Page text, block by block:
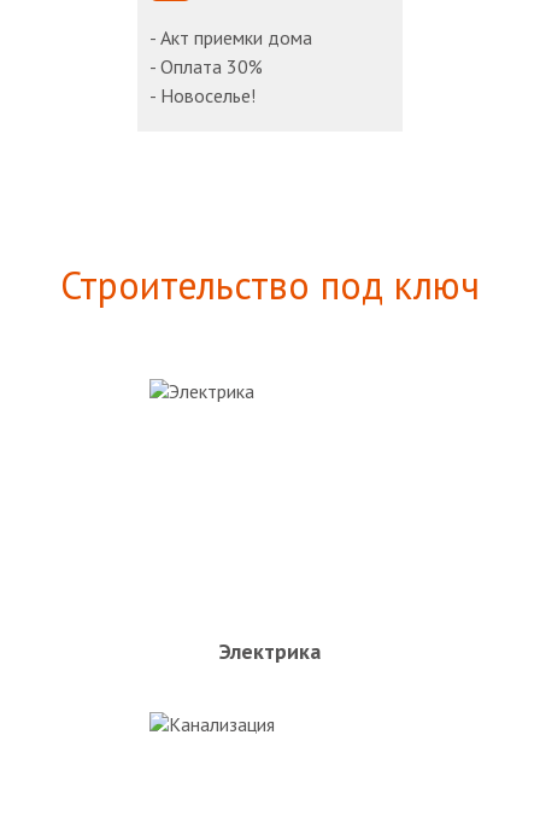
- Акт приемки дома
- Оплата 30%
- Новоселье!
Строительство под ключ
Электрика